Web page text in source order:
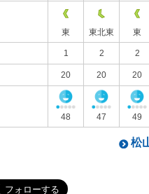
東 東北東 東
1 2 2
20 20 20
48 47 49
松